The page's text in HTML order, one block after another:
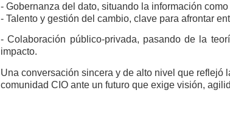
- Gobernanza del dato, situando la información
- Talento y gestión del cambio, clave para afrontar
- Colaboración público-privada, pasando de la
impacto.
Una conversación sincera y de alto nivel que reflejó
comunidad CIO ante un futuro que exige visión,